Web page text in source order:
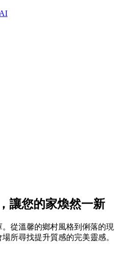
讓您的家煥然一新
從溫馨的鄉村風格到俐落的現
所尋找提升質感的完美靈感。